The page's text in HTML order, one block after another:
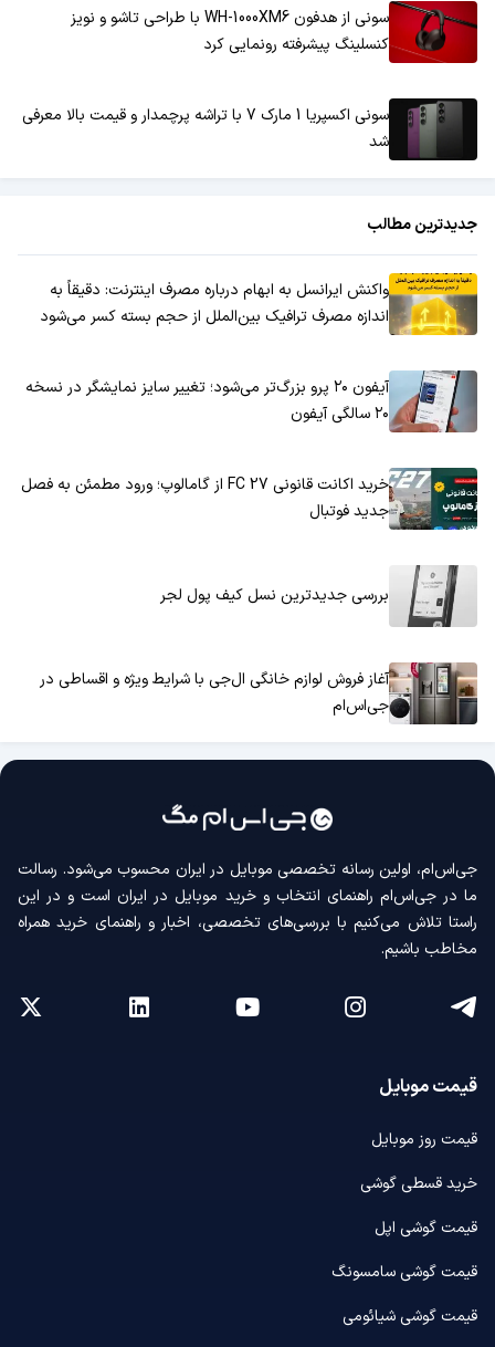
سونی از هدفون WH-1000XM6 با طراحی تاشو و نویز
کنسلینگ پیشرفته رونمایی کرد
سونی اکسپریا 1 مارک 7 با تراشه پرچمدار و قیمت بالا معرفی
شد
جدیدترین مطالب
واکنش ایرانسل به ابهام درباره مصرف اینترنت: دقیقاً به
اندازه مصرف ترافیک بین‌الملل از حجم بسته کسر می‌شود
آیفون ۲۰ پرو بزرگ‌تر می‌شود؛ تغییر سایز نمایشگر در نسخه
۲۰ سالگی آیفون
خرید اکانت قانونی FC 27 از گامالوپ؛ ورود مطمئن به فصل
جدید فوتبال
بررسی جدیدترین نسل کیف پول لجر
آغاز فروش لوازم خانگی ال‌جی با شرایط ویژه و اقساطی در
جی‌اس‌ام
جی‌اس‌ام، اولین رسانه‌ تخصصی موبایل در ایران محسوب می‌شود. رسالت
ما در جی‌اس‌ام راهنمای انتخاب و خرید موبایل در ایران است و در این
راستا تلاش می‌کنیم با بررسی‌های تخصصی، اخبار و راهنمای خرید همراه
مخاطب باشیم.
قیمت موبایل
قیمت روز موبایل
خرید قسطی گوشی
قیمت گوشی اپل
قیمت گوشی سامسونگ
قیمت گوشی شیائومی